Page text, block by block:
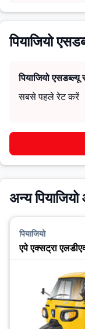
जरूरतों के लिए सही
पियाजियो
पियाजियो एसडब्ल्यू
सबसे पहले रेट करें
अन्य
पियाजियो
एपे एक्सट्रा